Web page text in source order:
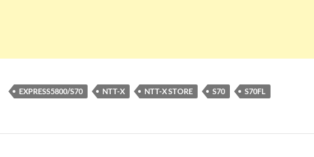
EXPRESS5800/S70 NTT-X NTT-X STORE S70 S70FL